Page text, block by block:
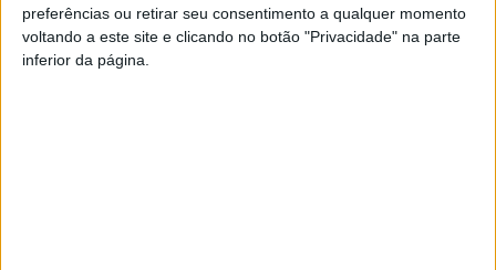
preferências ou retirar seu consentimento a qualquer momento
voltando a este site e clicando no botão "Privacidade" na parte
inferior da página.